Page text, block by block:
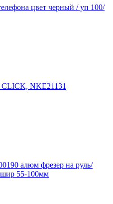
цвет черный / уп 100/
CLICK, NKE21131
алюм фрезер на руль/
шир 55-100мм